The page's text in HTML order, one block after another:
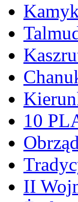
10
II